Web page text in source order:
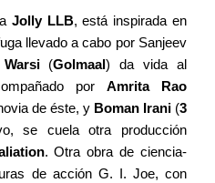
Jolly LLB, está inspirada en
llevado a cabo por Sanjeev
(Golmaal) da vida al
por Amrita Rao
de éste, y Boman Irani (3
se cuela otra producción
. Otra obra de ciencia-
de acción G. I. Joe, con